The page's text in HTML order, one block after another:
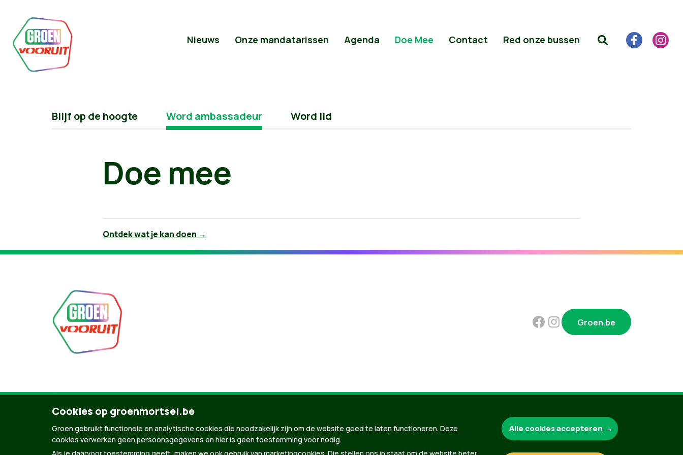
Nieuws Onze mandatarissen Agenda Doe Mee Contact Red onze bussen
Blijf op de hoogte Word ambassadeur Word lid
Doe mee
Ontdek wat je kan doen →
Groen.be
© Copyright Groen 2026 | Gemaakt metNationBuilder| Gebouwd doorTectonica ContactPrivacybeleid
Cookies op groenmortsel.be
Groen gebruikt functionele en analytische cookies die noodzakelijk zijn om de website goed te laten functioneren. Deze
cookies verwerken geen persoonsgegevens en hier is geen toestemming voor nodig.
Alle cookies accepteren